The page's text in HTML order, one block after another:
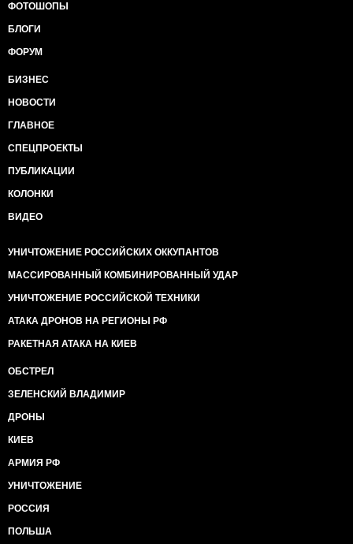
ФОТОШОПЫ
БЛОГИ
ФОРУМ
БИЗНЕС
НОВОСТИ
ГЛАВНОЕ
СПЕЦПРОЕКТЫ
ПУБЛИКАЦИИ
КОЛОНКИ
ВИДЕО
УНИЧТОЖЕНИЕ РОССИЙСКИХ ОККУПАНТОВ
МАССИРОВАННЫЙ КОМБИНИРОВАННЫЙ УДАР
УНИЧТОЖЕНИЕ РОССИЙСКОЙ ТЕХНИКИ
АТАКА ДРОНОВ НА РЕГИОНЫ РФ
РАКЕТНАЯ АТАКА НА КИЕВ
ОБСТРЕЛ
ЗЕЛЕНСКИЙ ВЛАДИМИР
ДРОНЫ
КИЕВ
АРМИЯ РФ
УНИЧТОЖЕНИЕ
РОССИЯ
ПОЛЬША